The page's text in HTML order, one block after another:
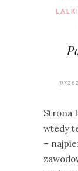
przez
Strona
wtedy
–